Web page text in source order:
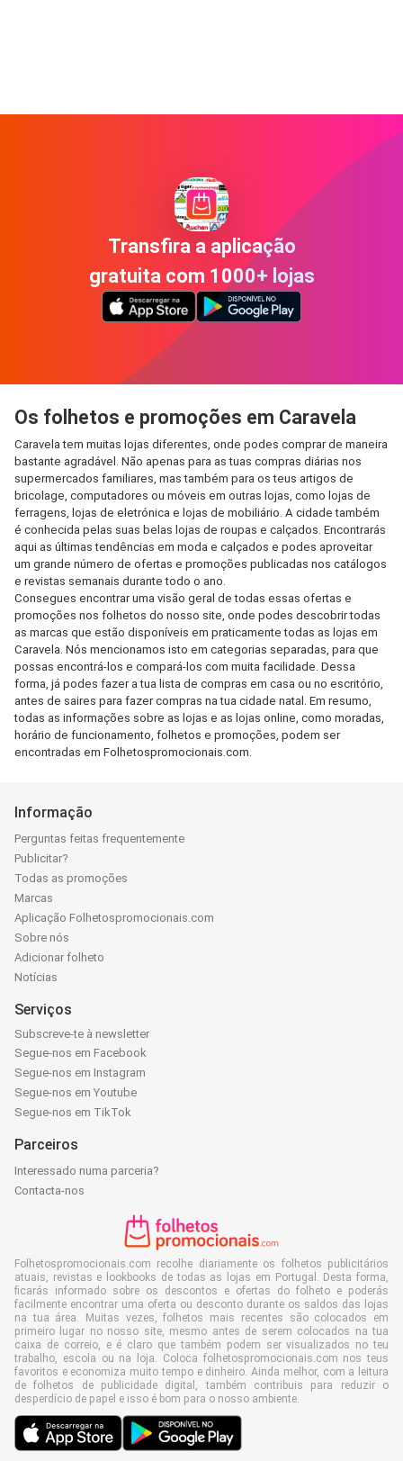
Transfira a aplicação
gratuita com 1000+ lojas
Os folhetos e promoções em Caravela
Caravela tem muitas lojas diferentes, onde podes comprar de maneira
bastante agradável. Não apenas para as tuas compras diárias nos
supermercados familiares, mas também para os teus artigos de
bricolage, computadores ou móveis em outras lojas, como lojas de
ferragens, lojas de eletrónica e lojas de mobiliário. A cidade também
é conhecida pelas suas belas lojas de roupas e calçados. Encontrarás
aqui as últimas tendências em moda e calçados e podes aproveitar
um grande número de ofertas e promoções publicadas nos catálogos
e revistas semanais durante todo o ano.
Consegues encontrar uma visão geral de todas essas ofertas e
promoções nos folhetos do nosso site, onde podes descobrir todas
as marcas que estão disponíveis em praticamente todas as lojas em
Caravela. Nós mencionamos isto em categorias separadas, para que
possas encontrá-los e compará-los com muita facilidade. Dessa
forma, já podes fazer a tua lista de compras em casa ou no escritório,
antes de saires para fazer compras na tua cidade natal. Em resumo,
todas as informações sobre as lojas e as lojas online, como moradas,
horário de funcionamento, folhetos e promoções, podem ser
encontradas em Folhetospromocionais.com.
Informação
Perguntas feitas frequentemente
Publicitar?
Todas as promoções
Marcas
Aplicação Folhetospromocionais.com
Sobre nós
Adicionar folheto
Notícias
Serviços
Subscreve-te à newsletter
Segue-nos em Facebook
Segue-nos em Instagram
Segue-nos em Youtube
Segue-nos em TikTok
Parceiros
Interessado numa parceria?
Contacta-nos
Folhetospromocionais.com recolhe diariamente os folhetos publicitários
atuais, revistas e lookbooks de todas as lojas em Portugal. Desta forma,
ficarás informado sobre os descontos e ofertas do folheto e poderás
facilmente encontrar uma oferta ou desconto durante os saldos das lojas
na tua área. Muitas vezes, folhetos mais recentes são colocados em
primeiro lugar no nosso site, mesmo antes de serem colocados na tua
caixa de correio, e é claro que também podem ser visualizados no teu
trabalho, escola ou na loja. Coloca folhetospromocionais.com nos teus
favoritos e economiza muito tempo e dinheiro. Ainda melhor, com a leitura
de folhetos de publicidade digital, também contribuis para reduzir o
desperdício de papel e isso é bom para o nosso ambiente.